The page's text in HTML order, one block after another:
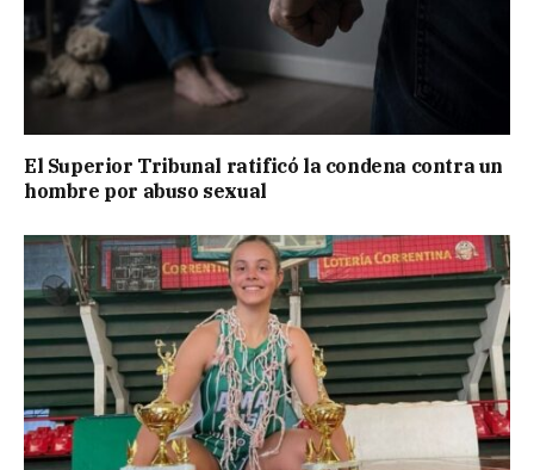
El Superior Tribunal ratificó la condena contra un
hombre por abuso sexual